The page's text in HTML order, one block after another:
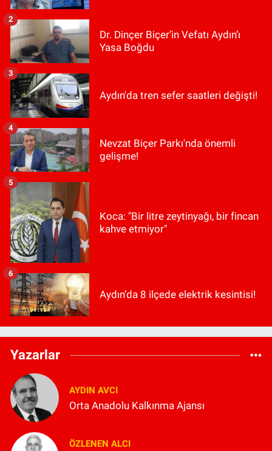
Dr. Dinçer Biçer’in Vefatı Aydın’ı
Yasa Boğdu
2
Aydın'da tren sefer saatleri değişti!
3
Nevzat Biçer Parkı'nda önemli
gelişme!
4
Koca: "Bir litre zeytinyağı, bir fincan
kahve etmiyor"
5
Aydın’da 8 ilçede elektrik kesintisi!
6
Yazarlar
AYDIN AVCI
Orta Anadolu Kalkınma Ajansı
ÖZLENEN ALCI